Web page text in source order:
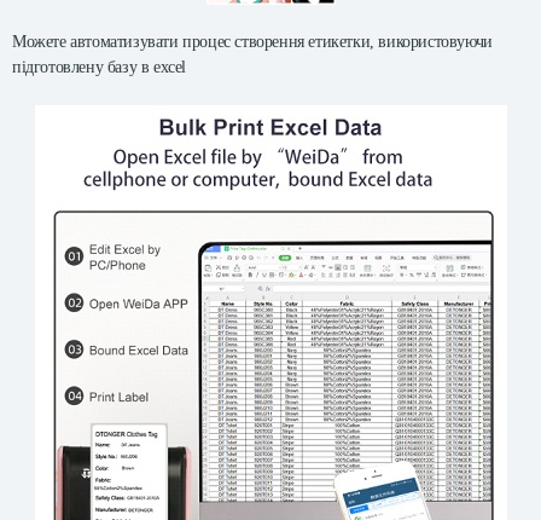
Можете автоматизувати процес створення етикетки, використовуючи
підготовлену базу в excel